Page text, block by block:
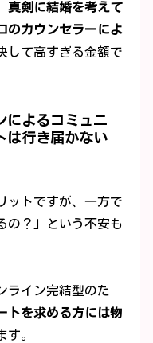
真剣に結婚を考えて
のカウンセラーによ
して高すぎる金額で
によるコミュニ
は行き届かない
ットですが、一方で
の？」という不安も
ライン完結型のた
トを求める方には物
す。